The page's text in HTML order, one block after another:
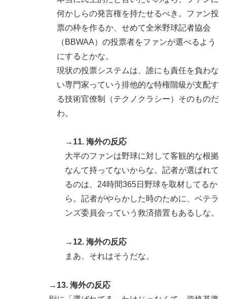
何かしらの発言権を持たせるべき。ファン投
票の枠を作るか、せめて全米野球記者協会
（BBWAA）の投票者をファンが選べるよう
にするとかな。
現状の投票システムは、誰にも責任を負わな
い専門家っていう排他的な特権階級が支配す
る技術官僚制（テクノクラシー）そのものだ
わ。
→11. 海外の反応
大半のファンは野球に対して客観的な根拠
なんて持ってないからな。記者が選ばれて
るのは、24時間365日野球を取材してるか
ら。記者がやらかした時のために、ベテラ
ンズ委員会っていう救済措置もあるしな。
→12. 海外の反応
まあ、それはそうだな。
→13. 海外の反応